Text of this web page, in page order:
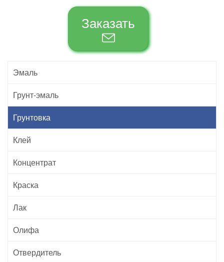
Заказать
Эмаль
Грунт-эмаль
Грунтовка
Клей
Концентрат
Краска
Лак
Олифа
Отвердитель